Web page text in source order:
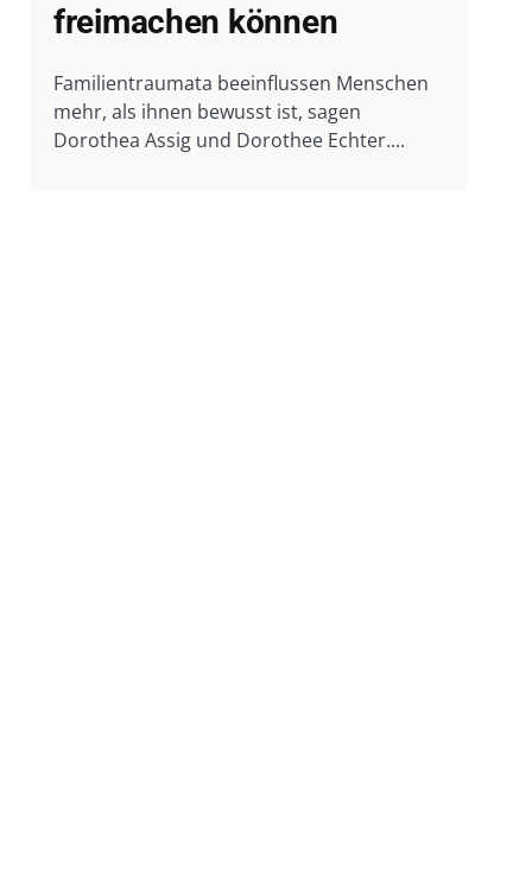
freimachen können
Familientraumata beeinflussen Menschen
mehr, als ihnen bewusst ist, sagen
Dorothea Assig und Dorothee Echter....